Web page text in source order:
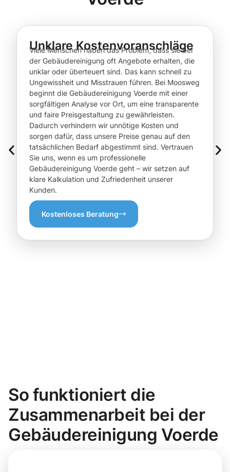
Unklare Kostenvoranschläge
Viele Menschen haben das Problem, dass sie bei
der Gebäudereinigung oft Angebote erhalten, die
unklar oder überteuert sind. Das kann schnell zu
Ungewissheit und Misstrauen führen. Bei Moosweg
beginnt die Gebäudereinigung Voerde mit einer
sorgfältigen Analyse vor Ort, um eine transparente
und faire Preisgestaltung zu gewährleisten.
Dadurch verhindern wir unnötige Kosten und
sorgen dafür, dass unsere Preise genau auf den
tatsächlichen Bedarf abgestimmt sind. Vertrauen
Sie uns, wenn es um professionelle
Gebäudereinigung Voerde geht – wir setzen auf
klare Kalkulation und Zufriedenheit unserer
Kunden.
Kostenloses Beratung
So funktioniert die
Zusammenarbeit bei der
Gebäudereinigung Voerde